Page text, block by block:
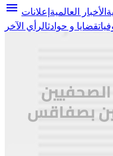
menu الأخبار العالمية إعلانات
قضايا و حوادثالرأي الآخر